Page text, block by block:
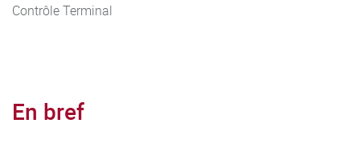
Contrôle Terminal
En bref